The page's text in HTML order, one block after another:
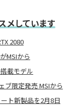
メしています
2080
MSIから
載モデル
ブ限定発売 MSIから
ト新製品を2月8日